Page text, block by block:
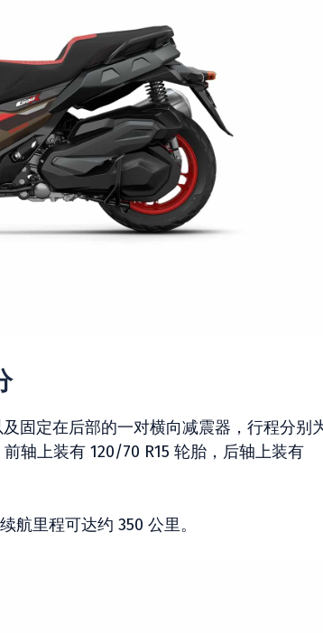
固定在后部的一对横向减震器，行程分别
轴上装有 120/70 R15 轮胎，后轴上装有
航里程可达约 350 公里。